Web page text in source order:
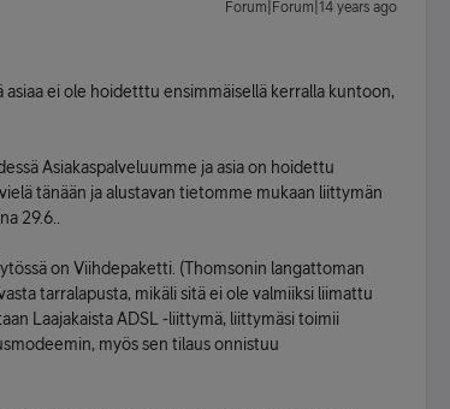
Forum|Forum|14 years ago
ei ole hoidetttu ensimmäisellä kerralla kuntoon,
Asiakaspalveluumme ja asia on hoidettu
tänään ja alustavan tietomme mukaan liittymän
29.6..
on Viihdepaketti. (Thomsonin langattoman
tarralapusta, mikäli sitä ei ole valmiiksi liimattu
Laajakaista ADSL -liittymä, liittymäsi toimii
myös sen tilaus onnistuu